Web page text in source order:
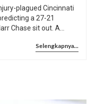
plagued Cincinnati
a 27-21
Chase sit out. A
Selengkapnya...